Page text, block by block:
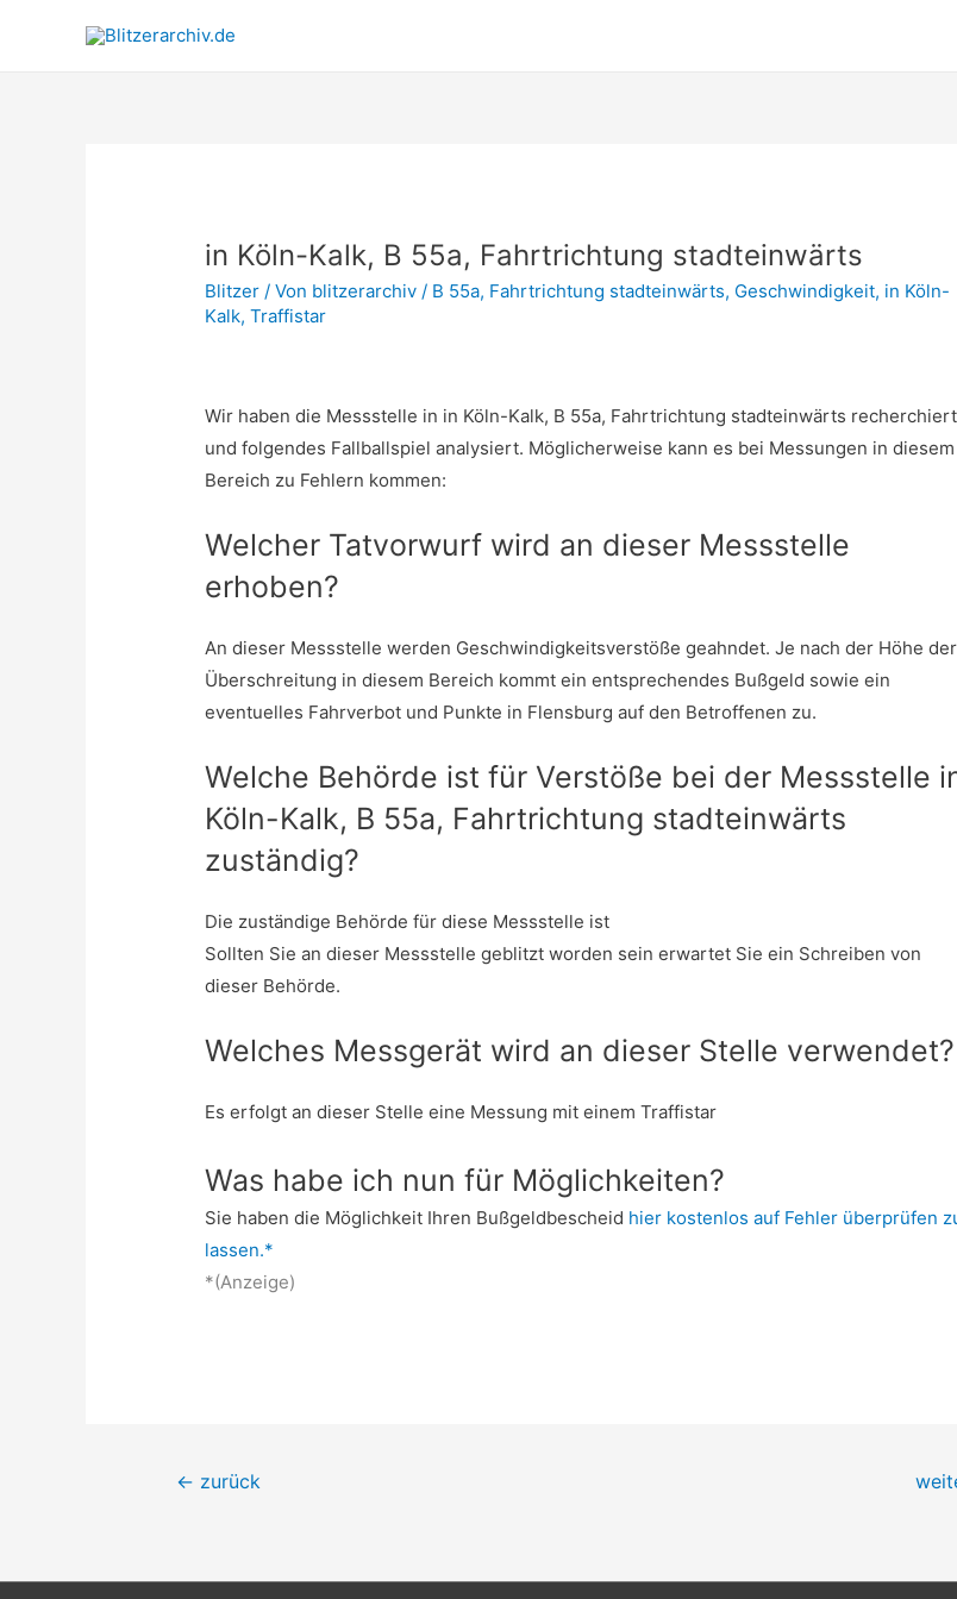
in Köln-Kalk, B 55a, Fahrtrichtung stadteinwärts
Blitzer / Von blitzerarchiv / B 55a, Fahrtrichtung stadteinwärts, Geschwindigkeit, in Köln-
Kalk,Traffistar
Wir haben die Messstelle in in Köln-Kalk, B 55a, Fahrtrichtung stadteinwärts recherchiert
und folgendes Fallballspiel analysiert. Möglicherweise kann es bei Messungen in diesem
Bereich zu Fehlern kommen:
Welcher Tatvorwurf wird an dieser Messstelle
erhoben?
An dieser Messstelle werden Geschwindigkeitsverstöße geahndet. Je nach der Höhe der
Überschreitung in diesem Bereich kommt ein entsprechendes Bußgeld sowie ein
eventuelles Fahrverbot und Punkte in Flensburg auf den Betroffenen zu.
Welche Behörde ist für Verstöße bei der Messstelle
Köln-Kalk, B 55a, Fahrtrichtung stadteinwärts
zuständig?
Die zuständige Behörde für diese Messstelle ist
Sollten Sie an dieser Messstelle geblitzt worden sein erwartet Sie ein Schreiben von
dieser Behörde.
Welches Messgerät wird an dieser Stelle verwendet?
Es erfolgt an dieser Stelle eine Messung mit einem Traffistar
Was habe ich nun für Möglichkeiten?
Sie haben die Möglichkeit Ihren Bußgeldbescheid hier kostenlos auf Fehler überprüfen
lassen.*
*(Anzeige)
Beitrags-
← zurück